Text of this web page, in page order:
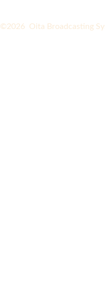
©2026 Oita Broadcasting